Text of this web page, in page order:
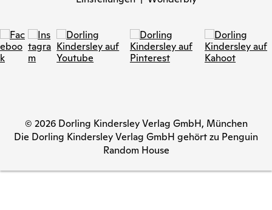
© 2026 Dorling Kindersley Verlag GmbH, München
Die Dorling Kindersley Verlag GmbH gehört zu Penguin
Random House